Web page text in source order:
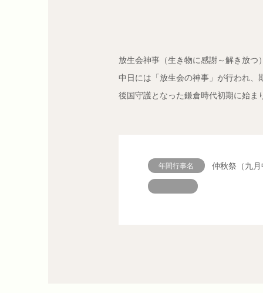
放生会神事（生き物に感謝～解き放
中日には「放生会の神事」が行われ
後国守護となった鎌倉時代初期に始
年間行事名 仲秋祭（九